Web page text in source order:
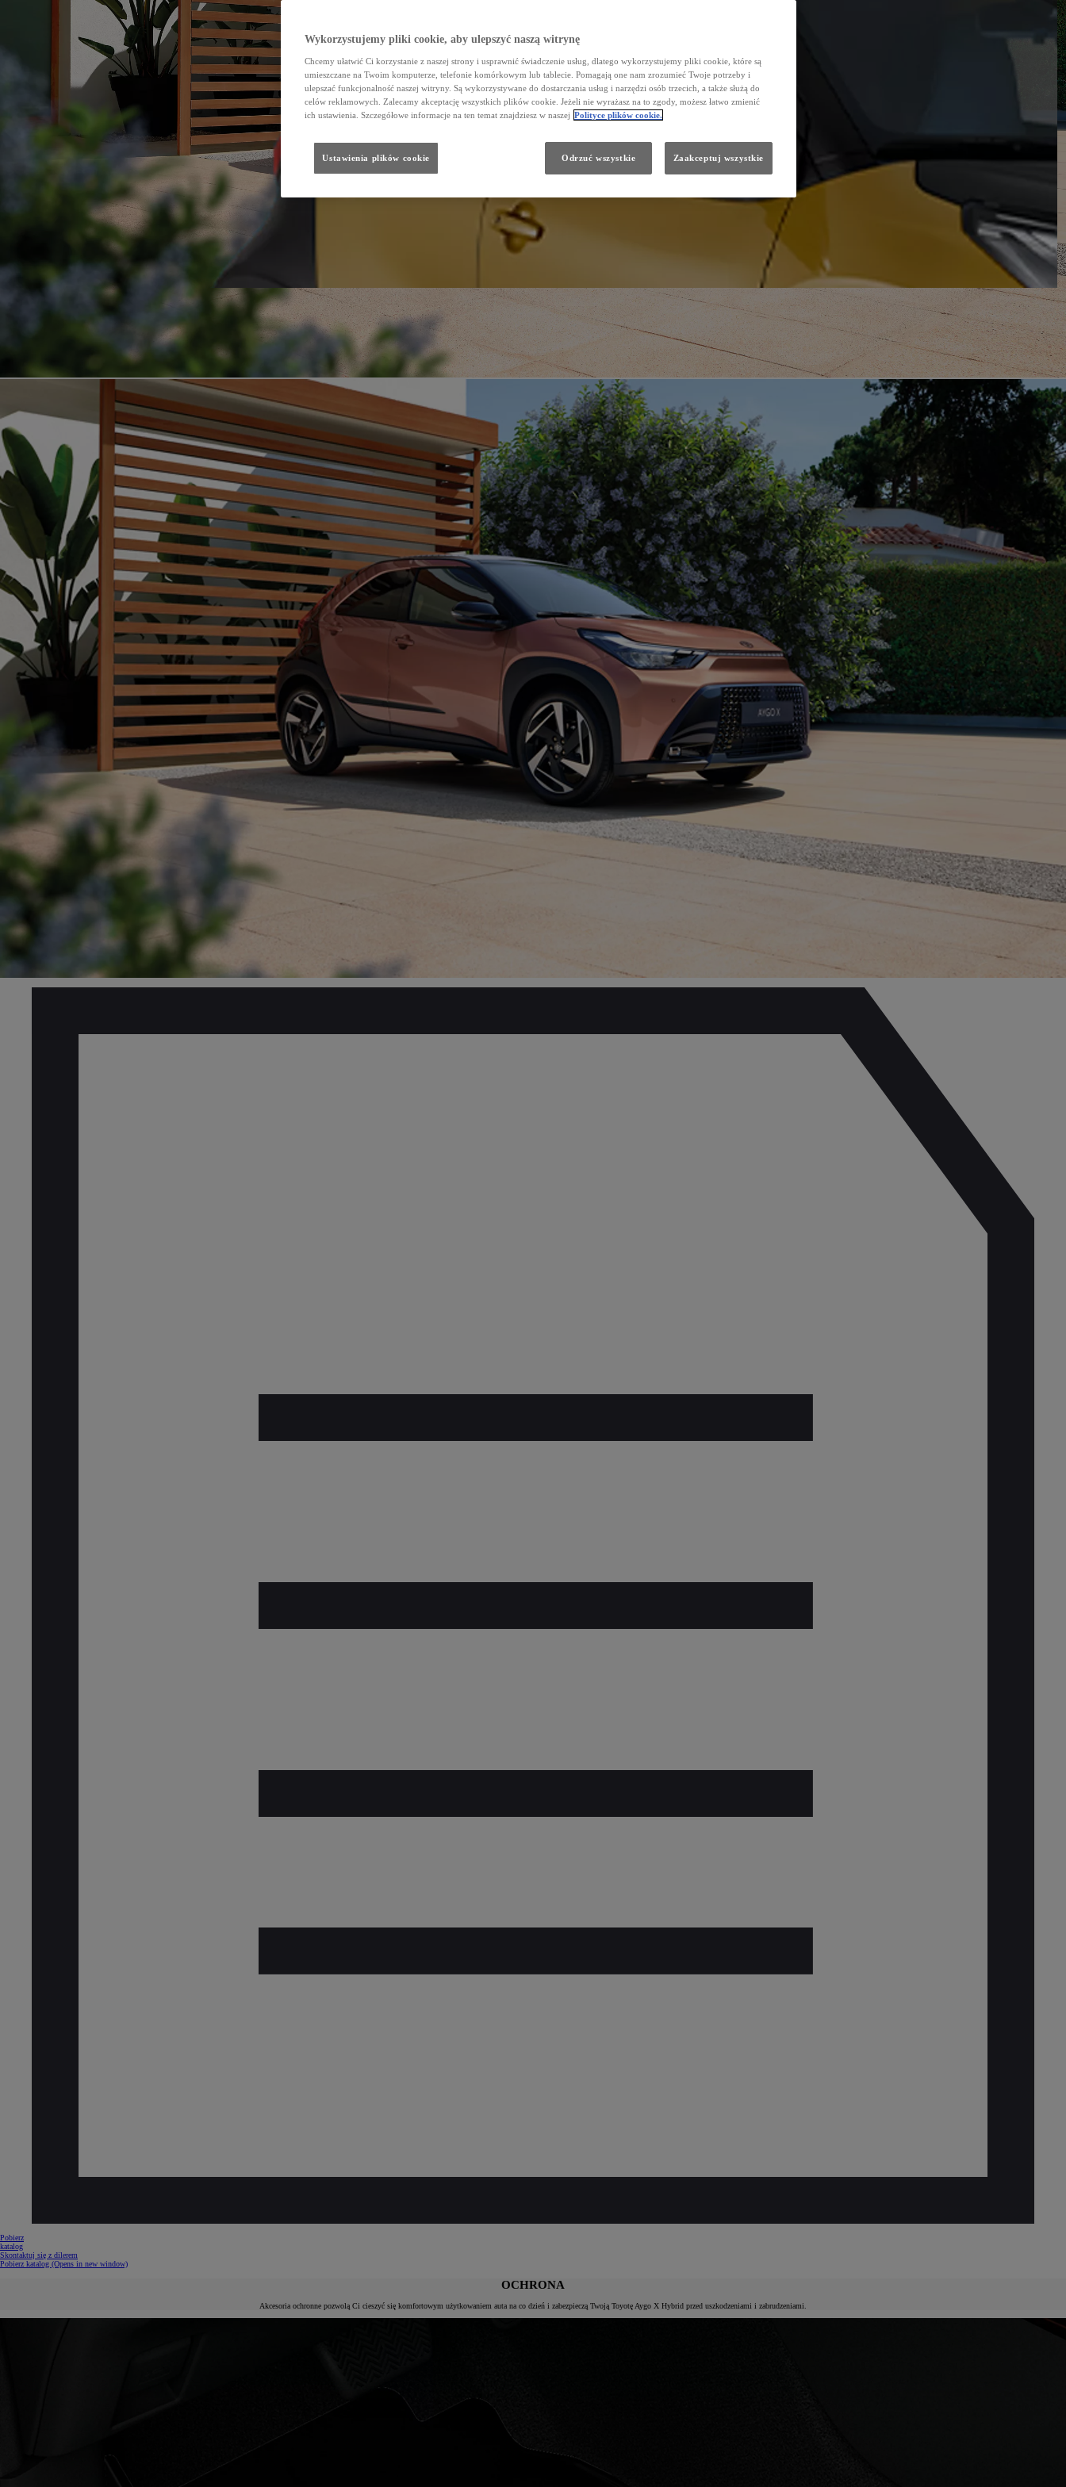
Yaris Cross
HYBRID
Pobierz
katalog
Skontaktuj się z dilerem
Pobierz katalog (Opens in new window)
OCHRONA
Akcesoria ochronne pozwolą Ci cieszyć się komfortowym użytkowaniem auta na co dzień i zabezpieczą Twoją Toyotę Aygo X Hybrid przed uszkodzeniami i zabrudzeniami.
Wykorzystujemy pliki cookie, aby ulepszyć naszą witrynę
Chcemy ułatwić Ci korzystanie z naszej strony i usprawnić świadczenie usług, dlatego wykorzystujemy pliki cookie, które są
umieszczane na Twoim komputerze, telefonie komórkowym lub tablecie. Pomagają one nam zrozumieć Twoje potrzeby i
ulepszać funkcjonalność naszej witryny. Są wykorzystywane do dostarczania usług i narzędzi osób trzecich, a także służą do
celów reklamowych. Zalecamy akceptację wszystkich plików cookie. Jeżeli nie wyrażasz na to zgody, możesz łatwo zmienić
ich ustawienia. Szczegółowe informacje na ten temat znajdziesz w naszej Polityce plików cookie.
Ustawienia plików cookie Odrzuć wszystkie Zaakceptuj wszystkie